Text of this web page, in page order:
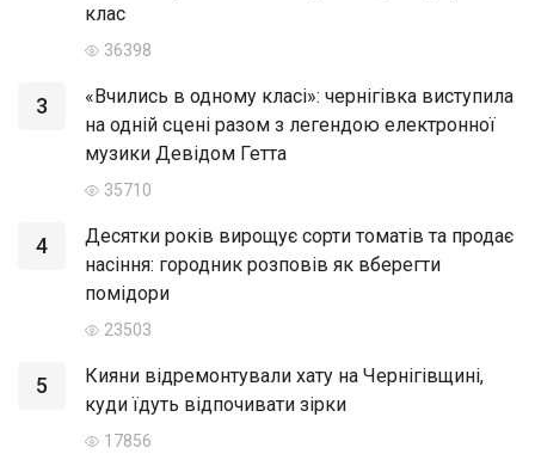
клас
36398
3
«Вчились в одному класі»: чернігівка виступила
на одній сцені разом з легендою електронної
музики Девідом Гетта
35710
4
Десятки років вирощує сорти томатів та продає
насіння: городник розповів як вберегти
помідори
23503
5
Кияни відремонтували хату на Чернігівщині,
куди їдуть відпочивати зірки
17856